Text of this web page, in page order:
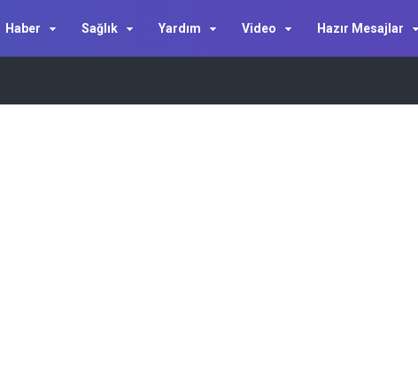
Haber Sağlık Yardım Video Hazır Mesajlar